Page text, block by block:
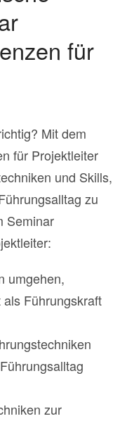
für
Mit dem
für Projektleiter
und Skills,
zu
Seminar
umgehen,
Führungskraft
zur